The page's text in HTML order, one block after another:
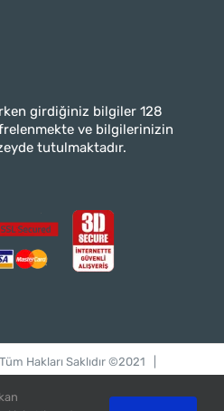
girdiğiniz bilgiler 128
ve bilgilerinizin
tutulmaktadır.
Hakları Saklıdır ©2021 |